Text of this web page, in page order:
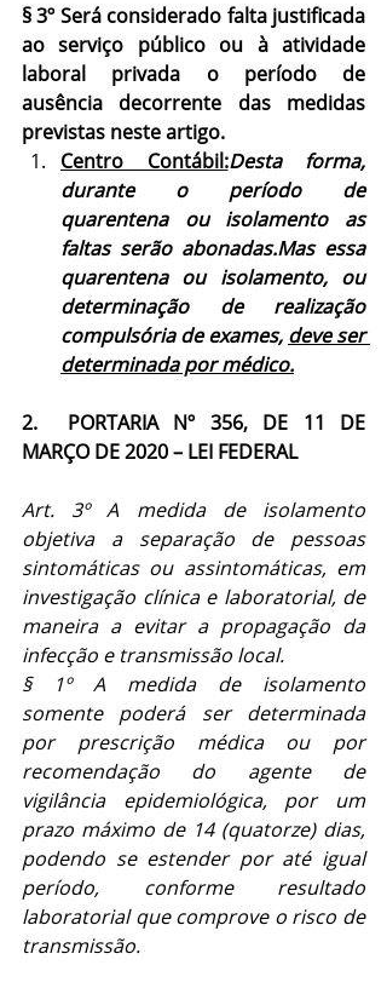
§ 3º Será considerado falta justificada
ao serviço público ou à atividade
laboral privada o período de
ausência decorrente das medidas
previstas neste artigo.
Centro Contábil:Desta forma,
durante o período de
quarentena ou isolamento as
faltas serão abonadas.Mas essa
quarentena ou isolamento, ou
determinação de realização
compulsória de exames, deve ser
determinada por médico.
2.  PORTARIA Nº 356, DE 11 DE
MARÇO DE 2020 – LEI FEDERAL
Art. 3º A medida de isolamento
objetiva a separação de pessoas
sintomáticas ou assintomáticas, em
investigação clínica e laboratorial, de
maneira a evitar a propagação da
infecção e transmissão local.
§ 1º A medida de isolamento
somente poderá ser determinada
por prescrição médica ou por
recomendação do agente de
vigilância epidemiológica, por um
prazo máximo de 14 (quatorze) dias,
podendo se estender por até igual
período, conforme resultado
laboratorial que comprove o risco de
transmissão.